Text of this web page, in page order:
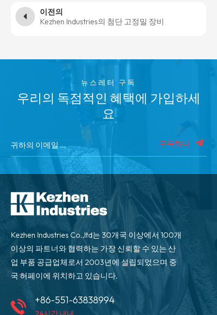
이전의
Kezhen Industries의 첨단 고정밀 장비
뉴스레터 구독
우리의 독점적인 혜택에 가입하세
요
구독하다
Kezhen Industries Co.,ltd는 30개국 이상에서 100개
이상의 파트너와 협력하는 가장 신뢰할 수 있는 산
업 부품 공급업체로서 2003년에 설립되었으며 중
국 허페이에 위치하고 있습니다.
+86-551-63838994